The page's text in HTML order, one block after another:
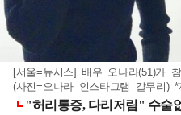
[서울=뉴시스] 배우 오나라(51)가
(사진=오나라 인스타그램 갈무리)